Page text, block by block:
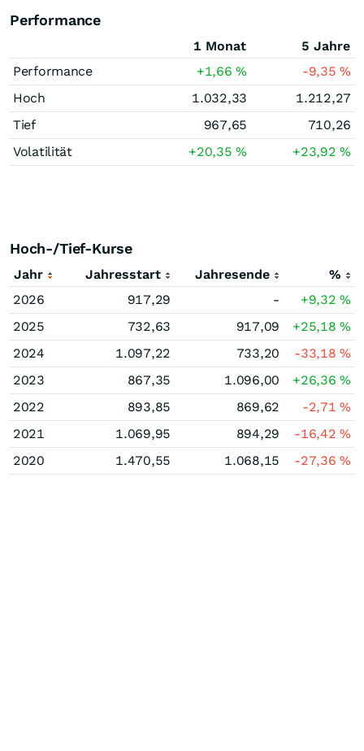
Performance
1 Monat
5 Jahre
Performance
+1,66% -9,35%
Hoch
1.032,33
1.212,27
Tief
967,65
710,26
Volatilität
+20,35% +23,92%
Hoch-/Tief-Kurse
Jahr Jahresstart Jahresende
%
2026
917,29 - +9,32%
2025
732,63 917,09 +25,18%
2024
1.097,22 733,20 -33,18%
2023
867,35 1.096,00 +26,36%
2022
893,85 869,62 -2,71%
2021
1.069,95 894,29 -16,42%
2020
1.470,55 1.068,15 -27,36%